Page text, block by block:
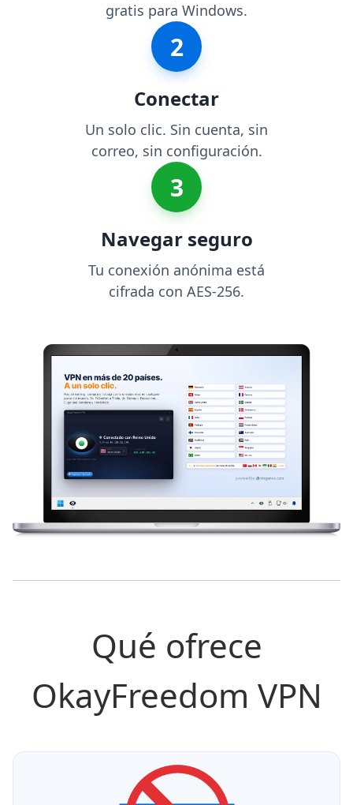
gratis para Windows.
2
Conectar
Un solo clic. Sin cuenta, sin
correo, sin configuración.
3
Navegar seguro
Tu conexión anónima está
cifrada con AES-256.
Qué ofrece
OkayFreedom VPN